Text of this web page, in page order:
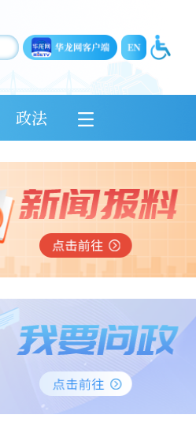
政法